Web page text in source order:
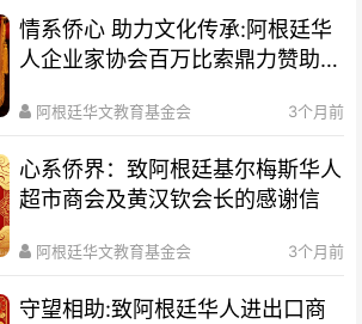
情系侨心 助力文化传承:阿根廷华
人企业家协会百万比索鼎力赞助水
阿根廷华文教育基金会 3个月前
心系侨界​：致阿根廷基尔梅斯华人
超市商会及黄汉钦会长的感谢信
阿根廷华文教育基金会 3个月前
守望相助:致阿根廷华人进出口商